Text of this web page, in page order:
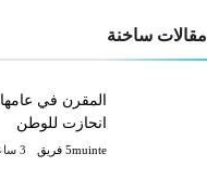
مقالات ساخنة
المقرن في
انحازت للوطن
5muinte فريق